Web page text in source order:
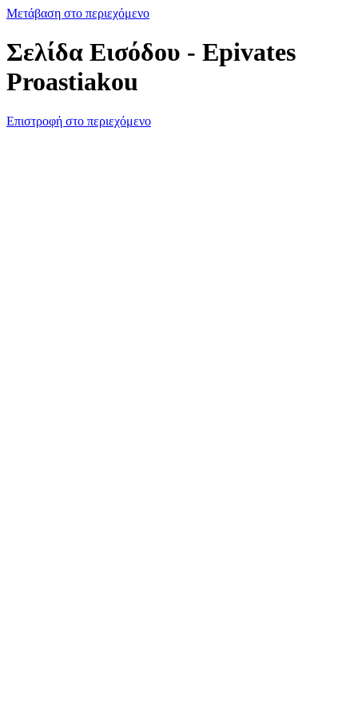
Μετάβαση στο περιεχόμενο
Σελίδα Εισόδου - Epivates
Proastiakou
Επιστροφή στο περιεχόμενο